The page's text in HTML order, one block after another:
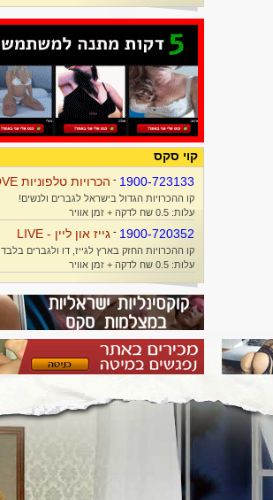
קוי סקס
1900-723133
- הכרויות טלפוניות FREE LOVE
קו ההכרויות הגדול בישראל לגברים ולנשים!
עלות: 0.5 שח לדקה + זמן אוויר
1900-720352
- גייז און ליין - LIVE
קו ההכרויות החזק בארץ לגייז, דו ולגברים בלבד
עלות: 0.5 שח לדקה + זמן אוויר